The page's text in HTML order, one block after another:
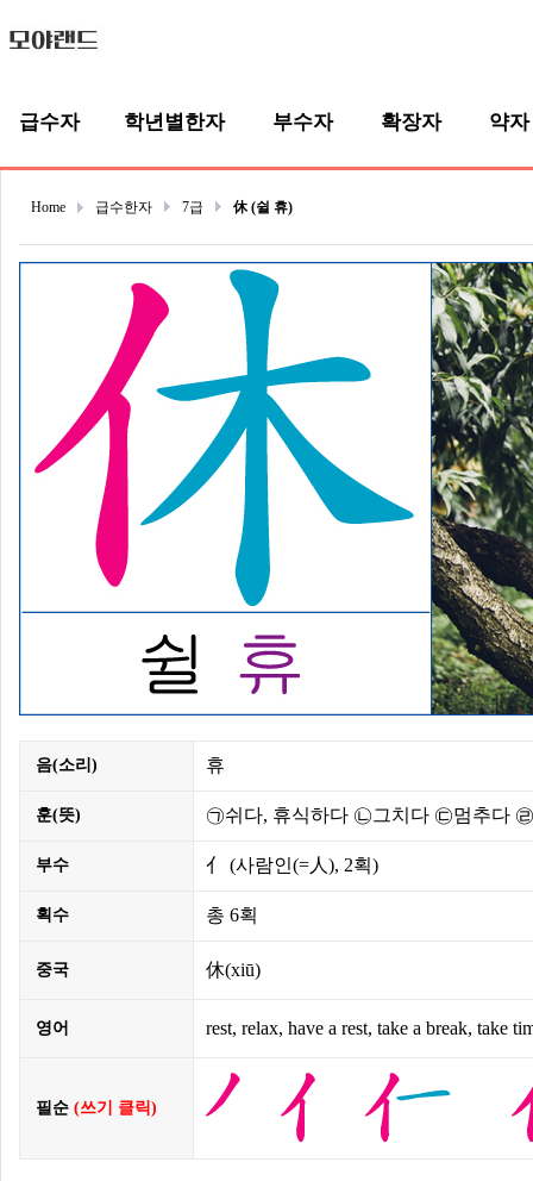
급수자 학년별한자 부수자 확장자 약자
Home 급수한자 7급 休 (쉴 휴)
음(소리) 휴
훈(뜻) ㉠쉬다, 휴식하다 ㉡그치다 ㉢멈추다
부수 亻 (사람인(=人), 2획)
획수 총 6획
중국 休(xiū)
영어 rest, relax, have a rest, take a break, take
필순 (쓰기 클릭)